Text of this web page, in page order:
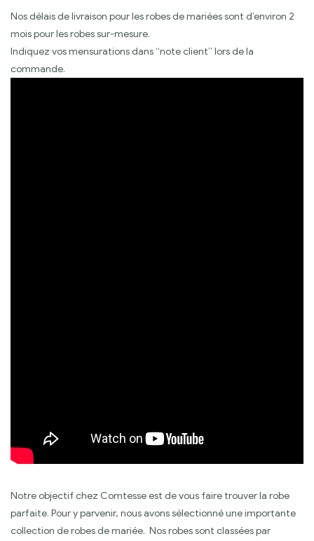
Nos délais de livraison pour les robes de mariées sont d’environ 2
mois pour les robes sur-mesure.
Indiquez vos mensurations dans “note client” lors de la
commande.
Notre objectif chez Comtesse est de vous faire trouver la robe
parfaite. Pour y parvenir, nous avons sélectionné une importante
collection de robes de mariée. Nos robes sont classées par